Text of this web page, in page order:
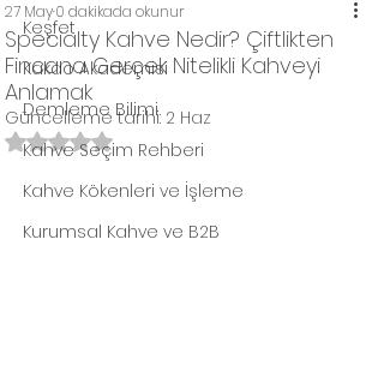
Keşfet
Kakao Akademisi
Demleme Bilimi
Kahve Seçim Rehberi
Kahve Kökenleri ve İşleme
Kurumsal Kahve ve B2B
Specialty Kahve Nedir? Çiftlikten
Fincana Gerçek Nitelikli Kahveyi
Anlamak
27 May0 dakikada okunur
Güncelleme tarihi: 2 Haz
5 üzerinden NaN yıldız